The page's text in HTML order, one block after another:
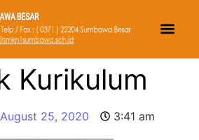
Kurikulum
August 25, 2020 3:41 am